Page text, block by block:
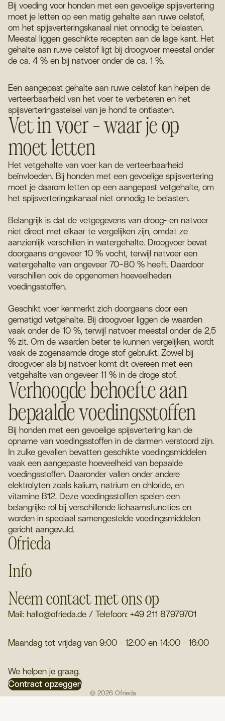
Bij voeding voor honden met een gevoelige spijsvertering
moet je letten op een matig gehalte aan ruwe celstof,
om het spijsverteringskanaal niet onnodig te belasten.
Meestal liggen geschikte recepten aan de lage kant. Het
gehalte aan ruwe celstof ligt bij droogvoer meestal onder
de ca. 4 % en bij natvoer onder de ca. 1 %.
Een aangepast gehalte aan ruwe celstof kan helpen de
verteerbaarheid van het voer te verbeteren en het
spijsverteringsstelsel van je hond te ontlasten.
Vet in voer – waar je op
moet letten
Het vetgehalte van voer kan de verteerbaarheid
beïnvloeden. Bij honden met een gevoelige spijsvertering
moet je daarom letten op een aangepast vetgehalte, om
het spijsverteringskanaal niet onnodig te belasten.
Belangrijk is dat de vetgegevens van droog- en natvoer
niet direct met elkaar te vergelijken zijn, omdat ze
aanzienlijk verschillen in watergehalte. Droogvoer bevat
doorgaans ongeveer 10 % vocht, terwijl natvoer een
watergehalte van ongeveer 70–80 % heeft. Daardoor
verschillen ook de opgenomen hoeveelheden
voedingsstoffen.
Geschikt voer kenmerkt zich doorgaans door een
gematigd vetgehalte. Bij droogvoer liggen de waarden
vaak onder de 10 %, terwijl natvoer meestal onder de 2,5
% zit. Om de waarden beter te kunnen vergelijken, wordt
vaak de zogenaamde droge stof gebruikt. Zowel bij
droogvoer als bij natvoer komt dit overeen met een
vetgehalte van ongeveer 11 % in de droge stof.
Verhoogde behoefte aan
bepaalde voedingsstoffen
Bij honden met een gevoelige spijsvertering kan de
opname van voedingsstoffen in de darmen verstoord zijn.
In zulke gevallen bevatten geschikte voedingsmiddelen
vaak een aangepaste hoeveelheid van bepaalde
voedingsstoffen. Daaronder vallen onder andere
elektrolyten zoals kalium, natrium en chloride, en
vitamine B12. Deze voedingsstoffen spelen een
belangrijke rol bij verschillende lichaamsfuncties en
worden in speciaal samengestelde voedingsmiddelen
gericht aangevuld.
Ofrieda
Info
Neem contact met ons op
Mail: hallo@ofrieda.de / Telefoon: +49 211 87979701
Maandag tot vrijdag van 9:00 - 12:00 en 14:00 - 16:00
We helpen je graag.
Contract opzeggen
© 2026 Ofrieda